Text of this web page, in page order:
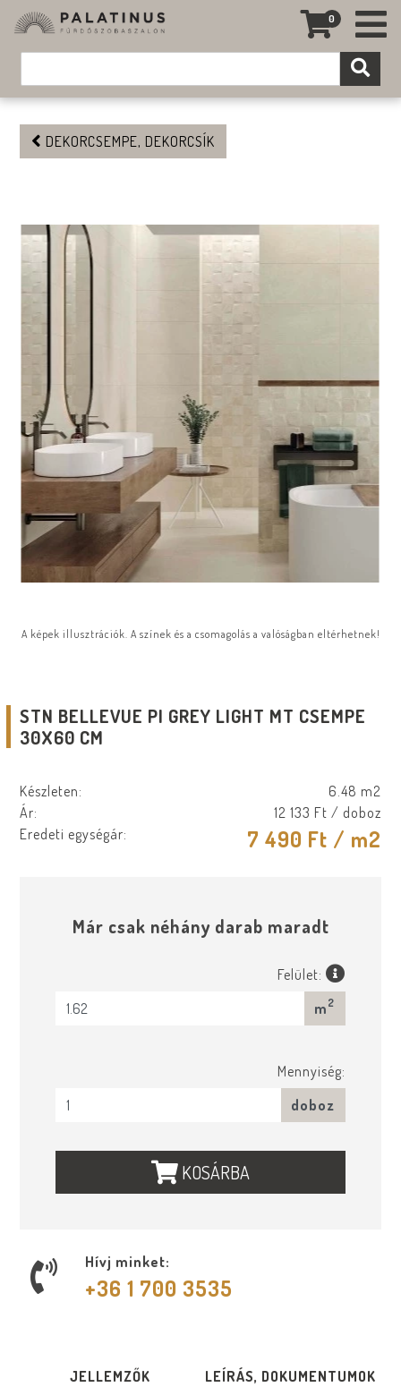
0
DEKORCSEMPE, DEKORCSÍK
A képek illusztrációk. A színek és a csomagolás a valóságban eltérhetnek!
STN BELLEVUE PI GREY LIGHT MT CSEMPE
30X60 CM
Készleten:
6.48 m2
Ár:
12 133 Ft / doboz
Eredeti egységár:
7 490 Ft / m2
Már csak néhány darab maradt
Felület:
m 2
Mennyiség:
doboz
KOSÁRBA
Hívj minket:
+36 1 700 3535
JELLEMZŐK LEÍRÁS, DOKUMENTUMOK